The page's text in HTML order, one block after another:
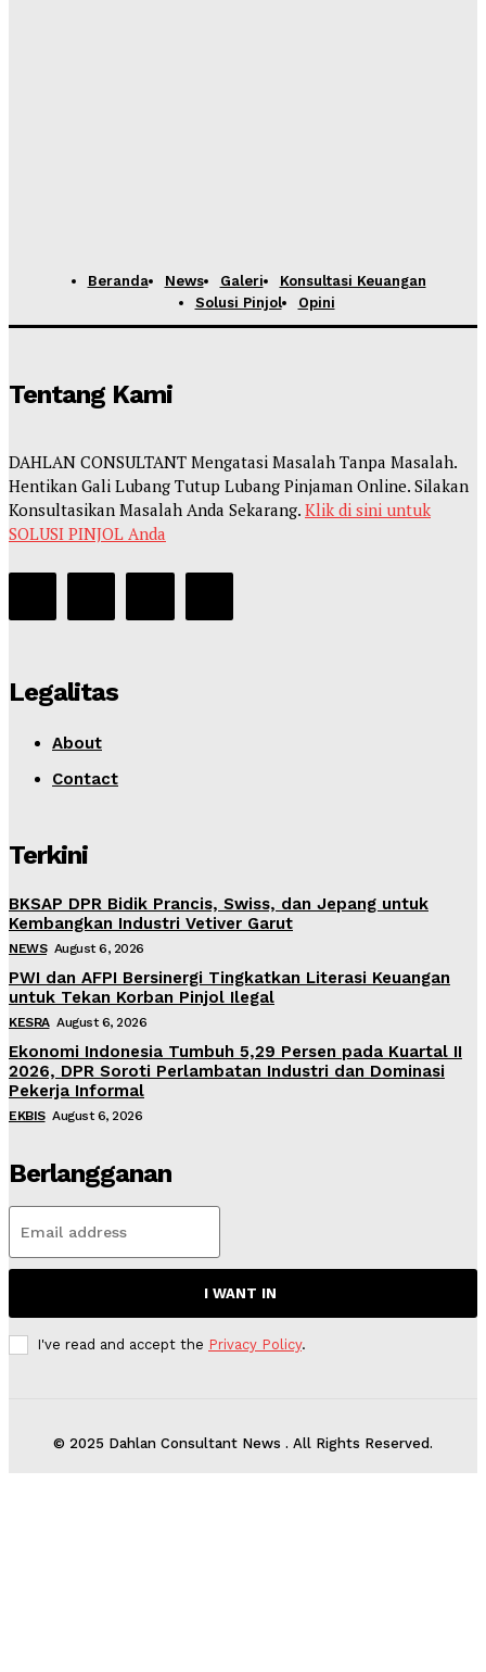
Beranda News Galeri
Konsultasi Keuangan
Solusi Pinjol
Opini
Tentang Kami
DAHLAN CONSULTANT Mengatasi Masalah Tanpa Masalah.
Hentikan Gali Lubang Tutup Lubang Pinjaman Online. Silakan
Konsultasikan Masalah Anda Sekarang. Klik di sini untuk
SOLUSI PINJOL Anda
Legalitas
About
Contact
Terkini
BKSAP DPR Bidik Prancis, Swiss, dan Jepang untuk
Kembangkan Industri Vetiver Garut
NEWS August 6, 2026
PWI dan AFPI Bersinergi Tingkatkan Literasi Keuangan
untuk Tekan Korban Pinjol Ilegal
KESRA August 6, 2026
Ekonomi Indonesia Tumbuh 5,29 Persen pada Kuartal II
2026, DPR Soroti Perlambatan Industri dan Dominasi
Pekerja Informal
EKBIS August 6, 2026
Berlangganan
I WANT IN
I've read and accept the Privacy Policy.
© 2025 Dahlan Consultant News . All Rights Reserved.